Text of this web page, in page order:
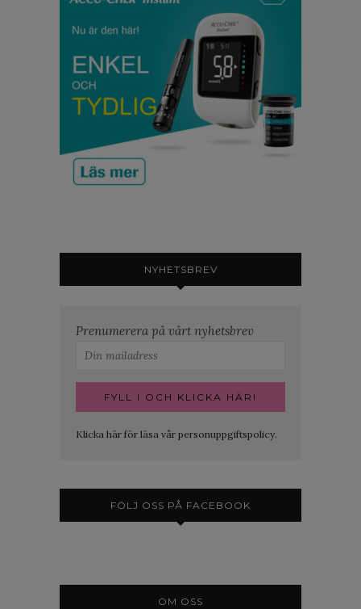
NYHETSBREV
Prenumerera på vårt nyhetsbrev
Klicka här för läsa vår personuppgiftspolicy.
FÖLJ OSS PÅ FACEBOOK
OM OSS